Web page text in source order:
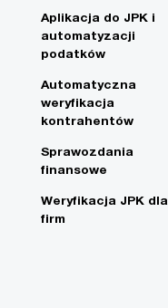
Aplikacja do JPK i
automatyzacji
podatków
Automatyczna
weryfikacja
kontrahentów
Sprawozdania
finansowe
Weryfikacja JPK dla
firm